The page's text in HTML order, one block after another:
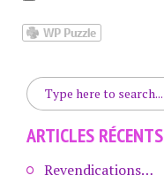
ARTICLES RÉCENTS
Revendications…